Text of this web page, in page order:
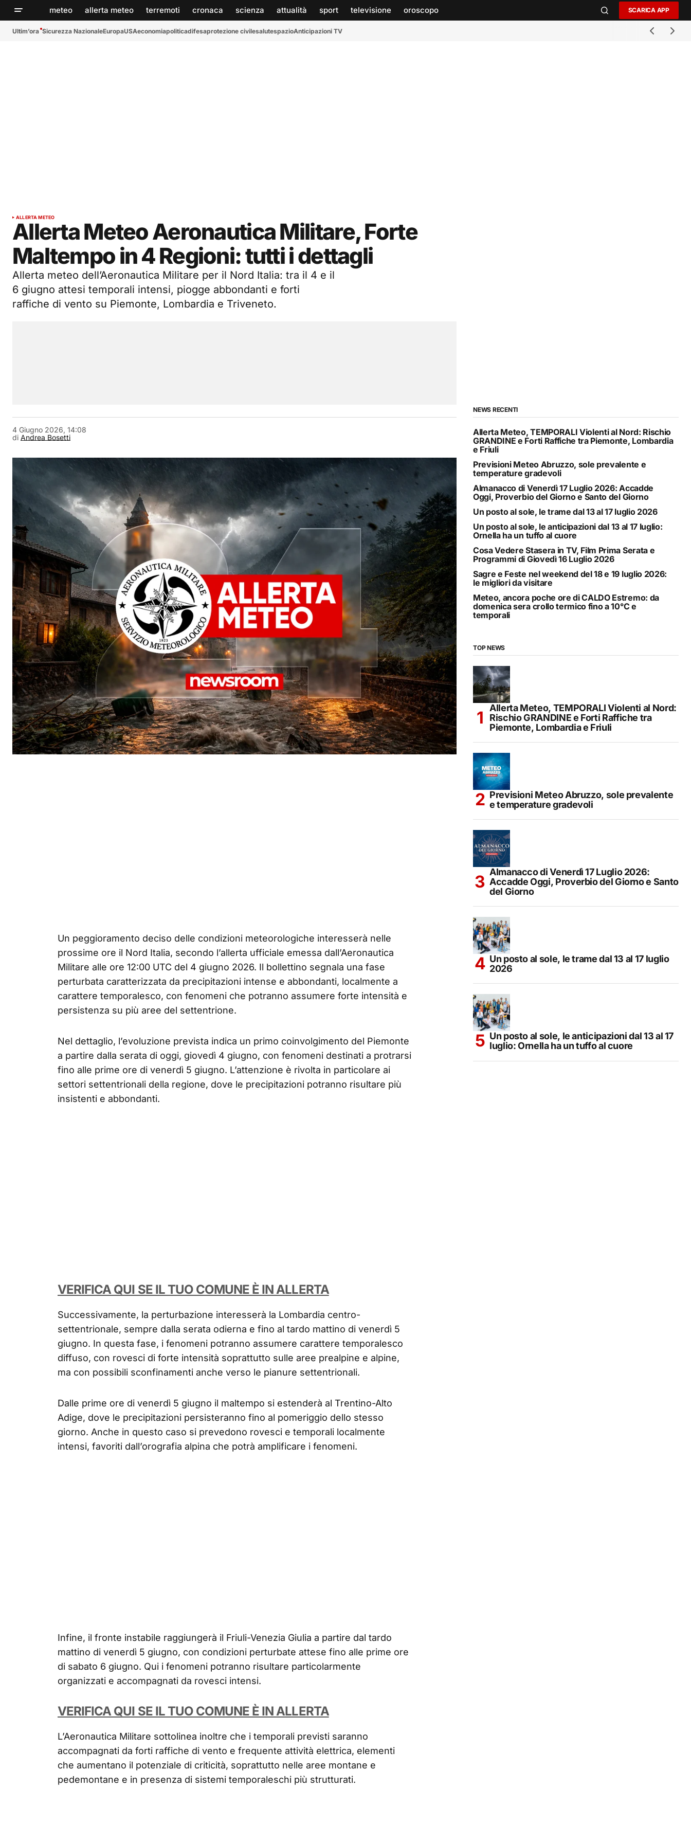
meteo allerta meteo terremoti cronaca scienza attualità sport televisione oroscopo SCARICA APP
Ultim’ora Sicurezza NazionaleEuropaUSAeconomiapoliticadifesaprotezione civilesalutespazioAnticipazioni TV
ALLERTA METEO
Allerta Meteo Aeronautica Militare, Forte
Maltempo in 4 Regioni: tutti i dettagli
Allerta meteo dell’Aeronautica Militare per il Nord Italia: tra il 4 e il
6 giugno attesi temporali intensi, piogge abbondanti e forti
raffiche di vento su Piemonte, Lombardia e Triveneto.
di Andrea Bosetti
4 Giugno 2026, 14:08
Un peggioramento deciso delle condizioni meteorologiche interesserà nelle
prossime ore il Nord Italia, secondo l’allerta ufficiale emessa dall’Aeronautica
Militare alle ore 12:00 UTC del 4 giugno 2026. Il bollettino segnala una fase
perturbata caratterizzata da precipitazioni intense e abbondanti, localmente a
carattere temporalesco, con fenomeni che potranno assumere forte intensità e
persistenza su più aree del settentrione.
Nel dettaglio, l’evoluzione prevista indica un primo coinvolgimento del Piemonte
a partire dalla serata di oggi, giovedì 4 giugno, con fenomeni destinati a protrarsi
fino alle prime ore di venerdì 5 giugno. L’attenzione è rivolta in particolare ai
settori settentrionali della regione, dove le precipitazioni potranno risultare più
insistenti e abbondanti.
VERIFICA QUI SE IL TUO COMUNE È IN ALLERTA
Successivamente, la perturbazione interesserà la Lombardia centro-
settentrionale, sempre dalla serata odierna e fino al tardo mattino di venerdì 5
giugno. In questa fase, i fenomeni potranno assumere carattere temporalesco
diffuso, con rovesci di forte intensità soprattutto sulle aree prealpine e alpine,
ma con possibili sconfinamenti anche verso le pianure settentrionali.
Dalle prime ore di venerdì 5 giugno il maltempo si estenderà al Trentino-Alto
Adige, dove le precipitazioni persisteranno fino al pomeriggio dello stesso
giorno. Anche in questo caso si prevedono rovesci e temporali localmente
intensi, favoriti dall’orografia alpina che potrà amplificare i fenomeni.
Infine, il fronte instabile raggiungerà il Friuli-Venezia Giulia a partire dal tardo
mattino di venerdì 5 giugno, con condizioni perturbate attese fino alle prime ore
di sabato 6 giugno. Qui i fenomeni potranno risultare particolarmente
organizzati e accompagnati da rovesci intensi.
VERIFICA QUI SE IL TUO COMUNE È IN ALLERTA
L’Aeronautica Militare sottolinea inoltre che i temporali previsti saranno
accompagnati da forti raffiche di vento e frequente attività elettrica, elementi
che aumentano il potenziale di criticità, soprattutto nelle aree montane e
pedemontane e in presenza di sistemi temporaleschi più strutturati.
NEWS RECENTI
Allerta Meteo, TEMPORALI Violenti al Nord: Rischio
GRANDINE e Forti Raffiche tra Piemonte, Lombardia
e Friuli
Previsioni Meteo Abruzzo, sole prevalente e
temperature gradevoli
Almanacco di Venerdì 17 Luglio 2026: Accadde
Oggi, Proverbio del Giorno e Santo del Giorno
Un posto al sole, le trame dal 13 al 17 luglio 2026
Un posto al sole, le anticipazioni dal 13 al 17 luglio:
Ornella ha un tuffo al cuore
Cosa Vedere Stasera in TV, Film Prima Serata e
Programmi di Giovedì 16 Luglio 2026
Sagre e Feste nel weekend del 18 e 19 luglio 2026:
le migliori da visitare
Meteo, ancora poche ore di CALDO Estremo: da
domenica sera crollo termico fino a 10°C e
temporali
TOP NEWS
Allerta Meteo, TEMPORALI Violenti al Nord:
Rischio GRANDINE e Forti Raffiche tra
Piemonte, Lombardia e Friuli
Previsioni Meteo Abruzzo, sole prevalente
e temperature gradevoli
Almanacco di Venerdì 17 Luglio 2026:
Accadde Oggi, Proverbio del Giorno e Santo
del Giorno
Un posto al sole, le trame dal 13 al 17 luglio
2026
Un posto al sole, le anticipazioni dal 13 al 17
luglio: Ornella ha un tuffo al cuore